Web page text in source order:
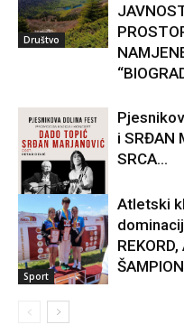
Društvo
Kultura
i SRĐAN
SRCA...
Sport
Atletski